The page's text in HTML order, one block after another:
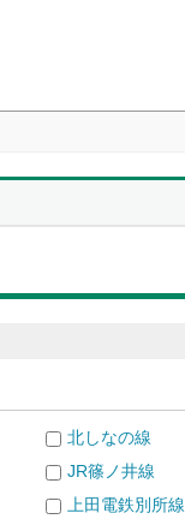
北しなの線
JR篠ノ井線
上田電鉄別所線